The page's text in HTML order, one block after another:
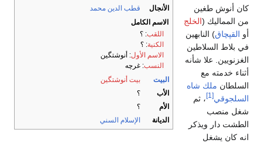
الأنجال
قطب الدين محمد
الاسم الكامل
اللقب: ؟
الكنية: ؟
الاسم الأول: أنوشتگين
النسب: غرچه
البيت
بيت أنوشتگين
الأب
؟
الأم
؟
الديانة
الإسلام السني
كان أنوش طغين
من المماليك (الخلج
أو القپچاق) النابهين
في بلاط السلاطين
الغزنويين. علا شأنه
أثناء خدمته مع
السلطان ملك شاه
السلجوقي[1]
، ثم
شغل منصب
الطشت دار ويذكر
انه كان يشغل